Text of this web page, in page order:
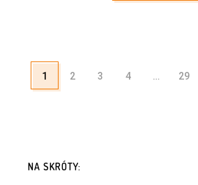
1 2 3 4 … 29
NA SKRÓTY: